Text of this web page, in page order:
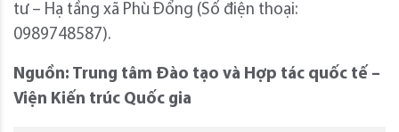
tư – Hạ tầng xã Phù Đổng (Số điện thoại:
0989748587).
Nguồn: Trung tâm Đào tạo và Hợp tác quốc tế –
Viện Kiến trúc Quốc gia